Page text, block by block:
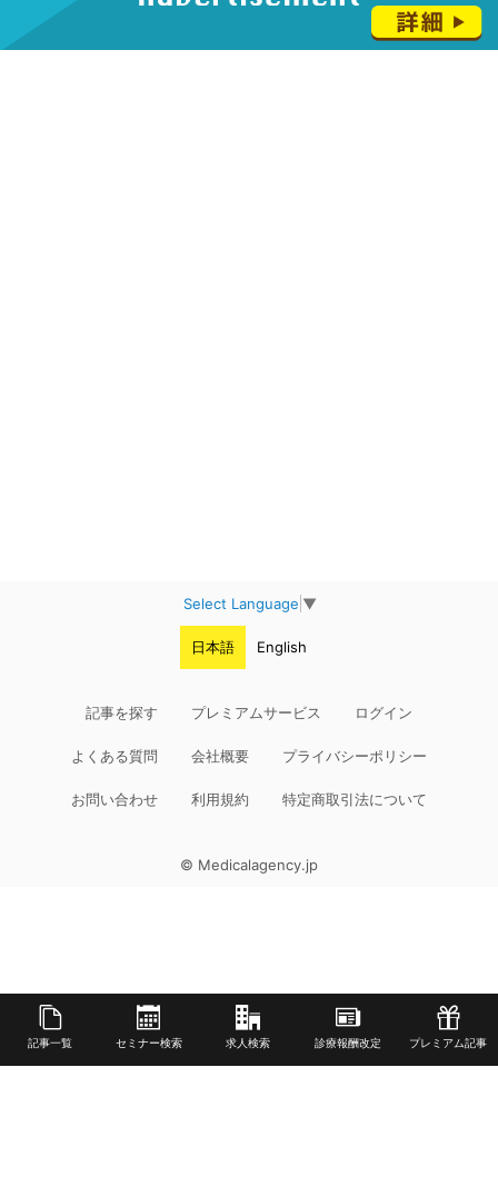
記事一覧 セミナー検索 求人検索 診療報酬改定 プレミアム記事
Select Language ▼
日本語 English
記事を探す プレミアムサービス ログイン
よくある質問 会社概要 プライバシーポリシー
お問い合わせ 利用規約 特定商取引法について
© Medicalagency.jp